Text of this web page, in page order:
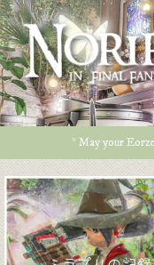
* May your